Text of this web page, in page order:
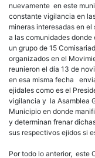
nuevamente en este
constante vigilancia en
mineras interesadas en
a las comunidades
un grupo de 15
organizados en el
reunieron el día 13 de
en esa misma fecha
ejidales como es el
vigilancia y la Asamblea
Municipio en donde
y determinan frenar
sus respectivos ejidos si
Por todo lo anterior, este